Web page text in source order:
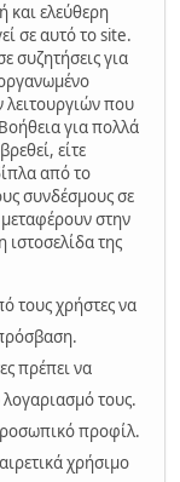
και ελεύθερη
σε αυτό το site.
συζητήσεις για
λειτουργιών που
για πολλά
είτε
από το
συνδέσμους σε
στην
ιστοσελίδα της
τους χρήστες να
πρέπει να
τους.
προφίλ.
χρήσιμο